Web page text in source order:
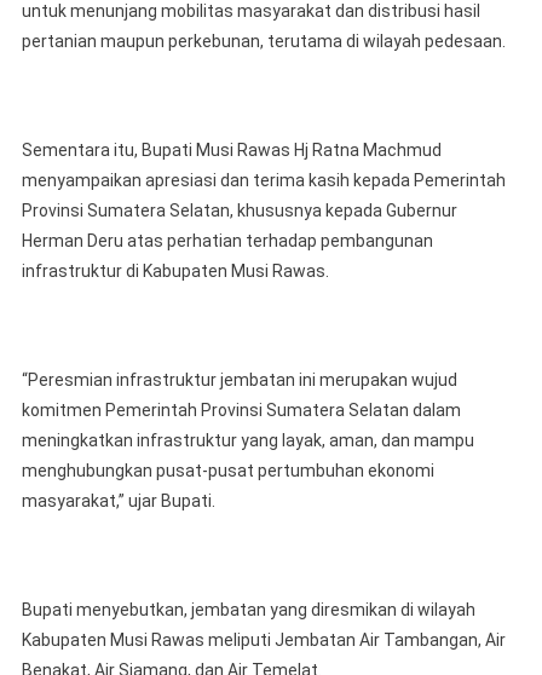
untuk menunjang mobilitas masyarakat dan distribusi hasil
pertanian maupun perkebunan, terutama di wilayah pedesaan.
‎Sementara itu, Bupati Musi Rawas Hj Ratna Machmud
menyampaikan apresiasi dan terima kasih kepada Pemerintah
Provinsi Sumatera Selatan, khususnya kepada Gubernur
Herman Deru atas perhatian terhadap pembangunan
infrastruktur di Kabupaten Musi Rawas.
‎“Peresmian infrastruktur jembatan ini merupakan wujud
komitmen Pemerintah Provinsi Sumatera Selatan dalam
meningkatkan infrastruktur yang layak, aman, dan mampu
menghubungkan pusat-pusat pertumbuhan ekonomi
masyarakat,” ujar Bupati.
‎Bupati menyebutkan, jembatan yang diresmikan di wilayah
Kabupaten Musi Rawas meliputi Jembatan Air Tambangan, Air
Benakat, Air Siamang, dan Air Temelat.